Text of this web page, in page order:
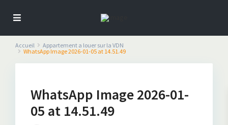
Accueil
Appartement a louer sur la VDN
WhatsApp Image 2026-01-05 at 14.51.49
WhatsApp Image 2026-01-
05 at 14.51.49